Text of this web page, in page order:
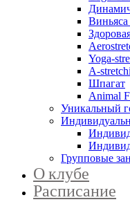
Yoga-
A-
Шпагат
Animal
Уникальный
Групповые
О клубе
Расписание